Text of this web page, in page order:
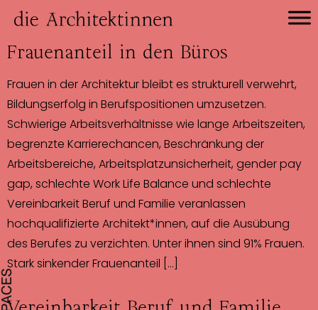
Frauenanteil in den Büros
Frauen in der Architektur bleibt es strukturell verwehrt,
Bildungserfolg in Berufspositionen umzusetzen.
Schwierige Arbeitsverhältnisse wie lange Arbeitszeiten,
begrenzte Karrierechancen, Beschränkung der
Arbeitsbereiche, Arbeitsplatzunsicherheit, gender pay
gap, schlechte Work Life Balance und schlechte
Vereinbarkeit Beruf und Familie veranlassen
hochqualifizierte Architekt*innen, auf die Ausübung
des Berufes zu verzichten. Unter ihnen sind 91% Frauen.
Stark sinkender Frauenanteil […]